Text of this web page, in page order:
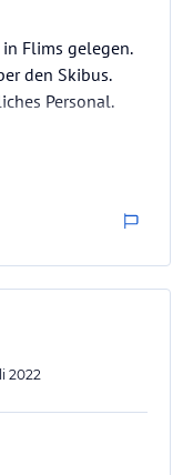
Flims gelegen.
den Skibus.
Personal.
2022